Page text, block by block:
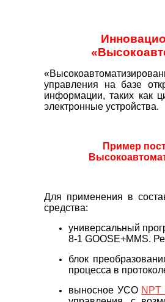
управления на базе
информации, таких как
электронные устройства.
Пример
Для применения в
средства:
универсальный
8-1 GOOSE+MMS.
блок
процесса в
выносное УСО NPT